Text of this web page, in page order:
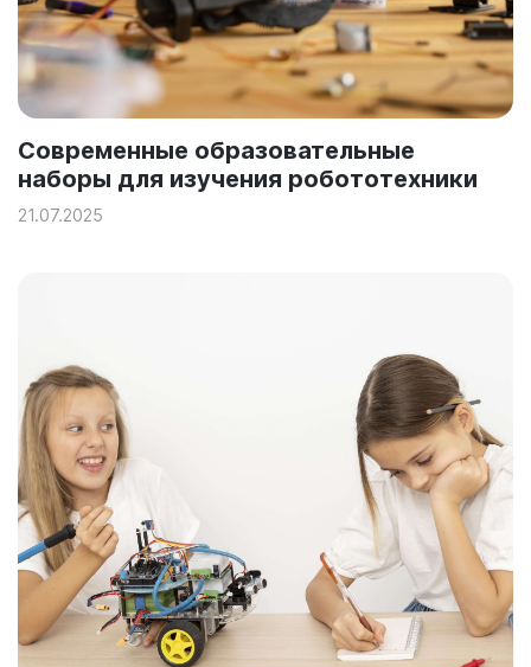
Современные образовательные
наборы для изучения робототехники
21.07.2025